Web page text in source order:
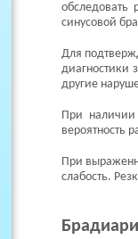
обследовать
синусовой
Для
диагностики
другие
При наличии
вероятность
При
слабость.